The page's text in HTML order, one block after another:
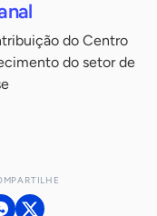
do Centro
do setor de